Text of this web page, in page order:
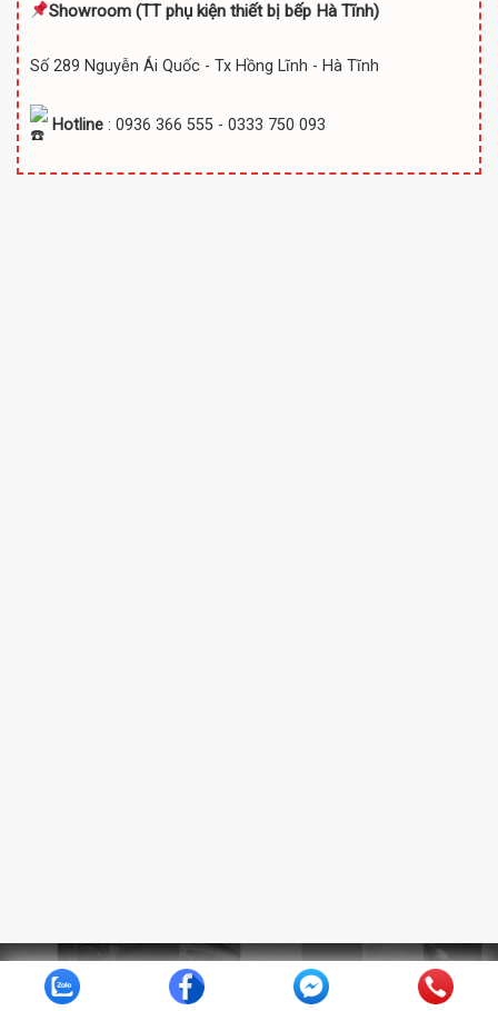
Showroom (TTphụ kiện thiết bị bếp Hà Tĩnh)
Số 289 Nguyễn Ái Quốc - Tx Hồng Lĩnh - Hà Tĩnh
Hotline : 0936 366 555 - 0333 750 093
Copyright 2026 © Nội Thất Ánh Sáng | website
Noithatanhsang.vn